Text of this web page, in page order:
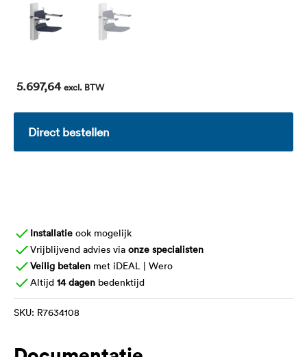
5.697,64 excl. BTW
Direct bestellen
Installatie ook mogelijk
Vrijblijvend advies via onze specialisten
Veilig betalen met iDEAL | Wero
Altijd 14 dagen bedenktijd
SKU: R7634108